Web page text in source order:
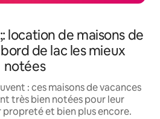
location de maisons de
de lac les mieux
notées
: ces maisons de vacances
très bien notées pour leur
et bien plus encore.